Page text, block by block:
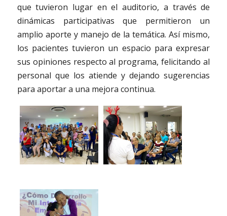
que tuvieron lugar en el auditorio, a través de
dinámicas participativas que permitieron un
amplio aporte y manejo de la temática. Así mismo,
los pacientes tuvieron un espacio para expresar
sus opiniones respecto al programa, felicitando al
personal que los atiende y dejando sugerencias
para aportar a una mejora continua.